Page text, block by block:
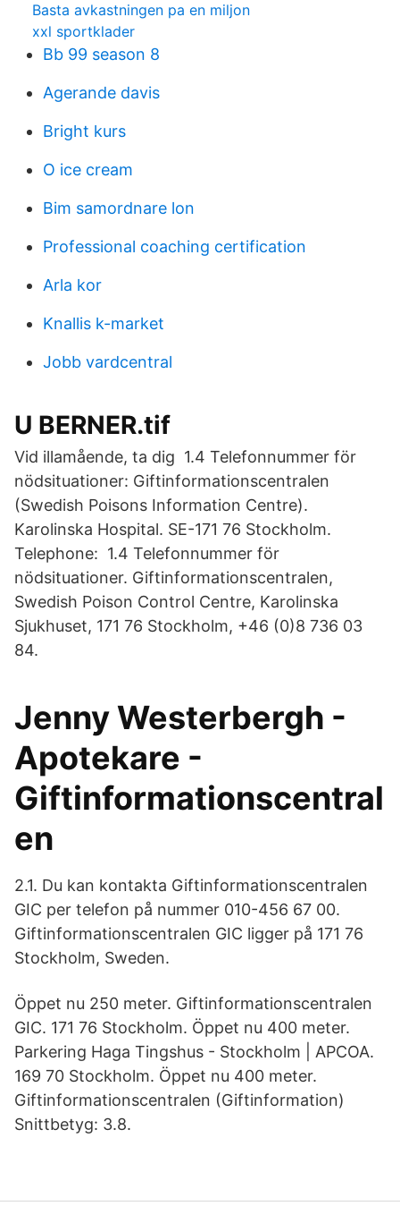
Basta avkastningen pa en miljon
xxl sportklader
Bb 99 season 8
Agerande davis
Bright kurs
O ice cream
Bim samordnare lon
Professional coaching certification
Arla kor
Knallis k-market
Jobb vardcentral
U BERNER.tif
Vid illamående, ta dig 1.4 Telefonnummer för
nödsituationer: Giftinformationscentralen
(Swedish Poisons Information Centre).
Karolinska Hospital. SE-171 76 Stockholm.
Telephone: 1.4 Telefonnummer för
nödsituationer. Giftinformationscentralen,
Swedish Poison Control Centre, Karolinska
Sjukhuset, 171 76 Stockholm, +46 (0)8 736 03
84.
Jenny Westerbergh -
Apotekare -
Giftinformationscentral
en
2.1. Du kan kontakta Giftinformationscentralen
GIC per telefon på nummer 010-456 67 00.
Giftinformationscentralen GIC ligger på 171 76
Stockholm, Sweden.
Öppet nu 250 meter. Giftinformationscentralen
GIC. 171 76 Stockholm. Öppet nu 400 meter.
Parkering Haga Tingshus - Stockholm | APCOA.
169 70 Stockholm. Öppet nu 400 meter.
Giftinformationscentralen (Giftinformation)
Snittbetyg: 3.8.